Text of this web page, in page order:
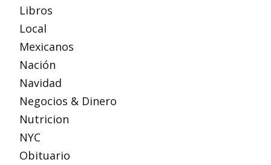
Libros
Local
Mexicanos
Nación
Navidad
Negocios & Dinero
Nutricion
NYC
Obituario